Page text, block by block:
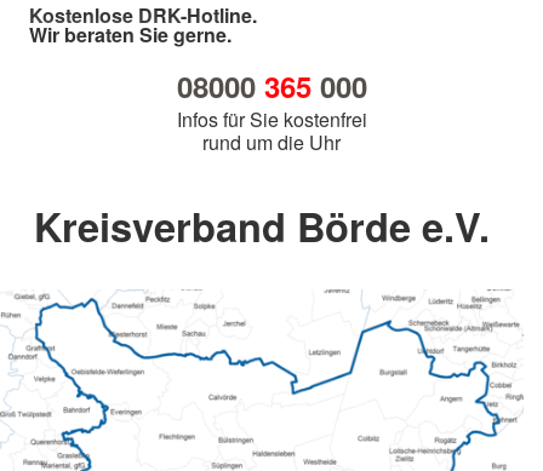
Kostenlose DRK-Hotline.
Wir beraten Sie gerne.
08000 365000
Infos für Sie kostenfrei
rund um die Uhr
Kreisverband Börde e.V.